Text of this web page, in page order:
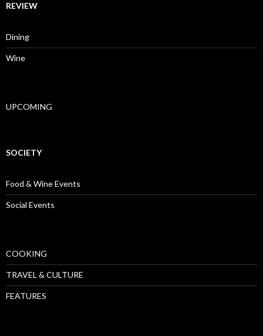
REVIEW
Dining
Wine
UPCOMING
SOCIETY
Food & Wine Events
Social Events
COOKING
TRAVEL & CULTURE
FEATURES